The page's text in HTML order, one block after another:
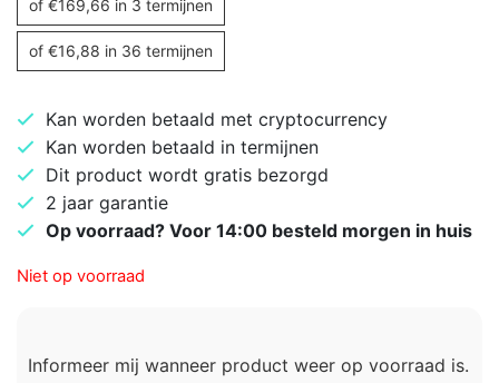
of €169,66 in 3 termijnen
of €16,88 in 36 termijnen
Kan worden betaald met cryptocurrency
Kan worden betaald in termijnen
Dit product wordt gratis bezorgd
2 jaar garantie
Op voorraad? Voor 14:00 besteld morgen in huis
Niet op voorraad
Informeer mij wanneer product weer op voorraad is.